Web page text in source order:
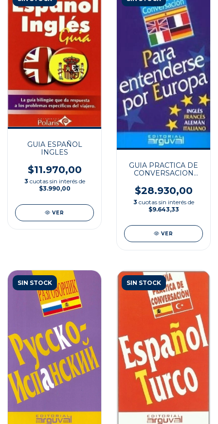
GUIA ESPAÑOL
INGLES
$11.970,00
3 cuotas sin interés de
$3.990,00
VER
GUIA PRACTICA DE
CONVERSACION
$28.930,00
3 cuotas sin interés de
$9.643,33
VER
SIN STOCK SIN STOCK